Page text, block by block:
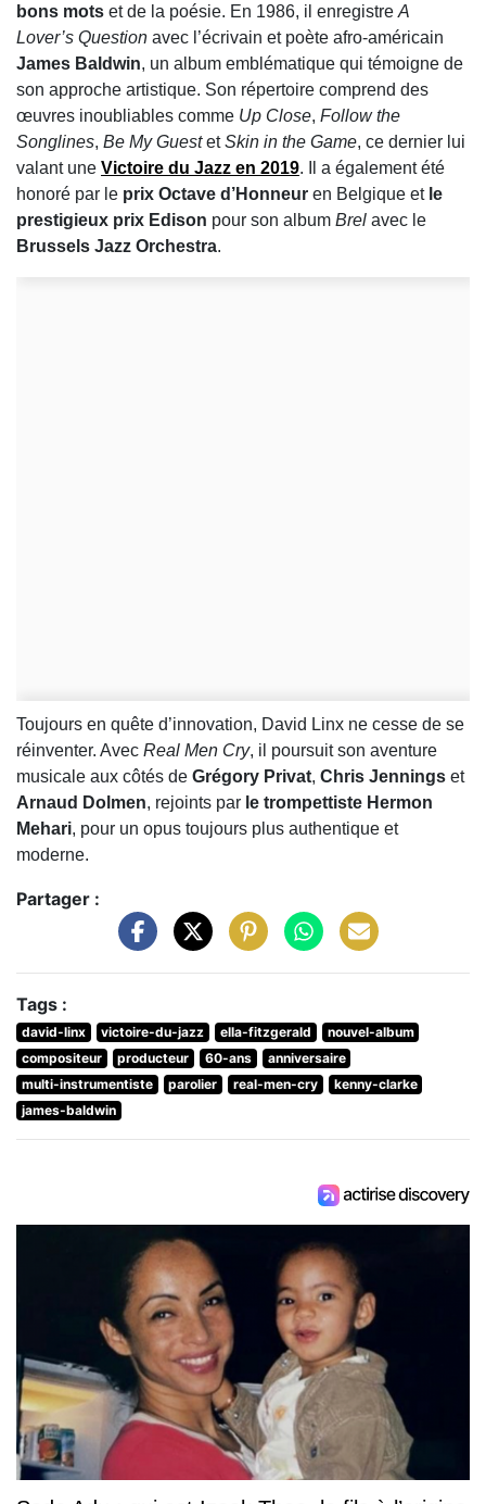
bons mots et de la poésie. En 1986, il enregistre A
Lover’s Question avec l’écrivain et poète afro-américain
James Baldwin, un album emblématique qui témoigne de
son approche artistique. Son répertoire comprend des
œuvres inoubliables comme Up Close, Follow the
Songlines, Be My GuestetSkin in the Game, ce dernier lui
valant une Victoire du Jazz en 2019. Il a également été
honoré par le prix Octave d’Honneur en Belgique et le
prestigieux prix Edison pour son album Brel avec le
Brussels Jazz Orchestra.
Toujours en quête d’innovation, David Linx ne cesse de se
réinventer. Avec Real Men Cry, il poursuit son aventure
musicale aux côtés de Grégory Privat, Chris Jennings et
Arnaud Dolmen, rejoints par le trompettiste Hermon
Mehari, pour un opus toujours plus authentique et
moderne.
Partager :
Tags :
david-linx victoire-du-jazz ella-fitzgerald
nouvel-album
compositeur
producteur 60-ans
anniversaire
multi-instrumentiste
parolier real-men-cry
kenny-clarke
james-baldwin